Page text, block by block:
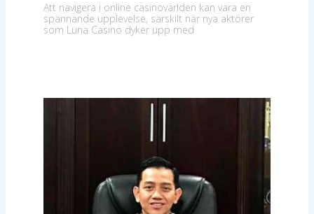
Att navigera i online casinovärlden kan vara en
spännande upplevelse, särskilt när nya aktörer
som Luna Casino dyker upp med